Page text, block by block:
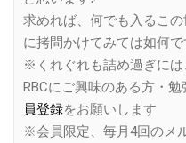
求めれば、何でも入るこ
に拷問かけてみては如何
※くれぐれも詰め過ぎには
RBCにご興味のある方・
員登録をお願いします
※会員限定、毎月4回のメ